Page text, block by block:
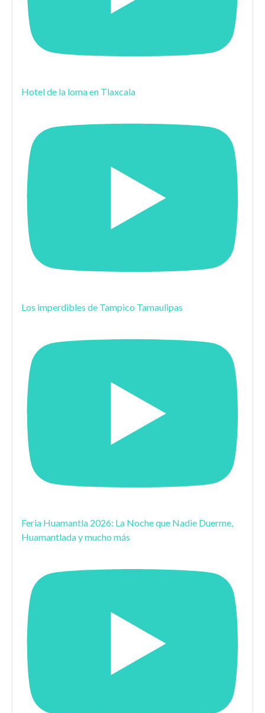
Hotel de la loma en Tlaxcala
Los imperdibles de Tampico Tamaulipas
Feria Huamantla 2026: La Noche que Nadie Duerme,
Huamantlada y mucho más